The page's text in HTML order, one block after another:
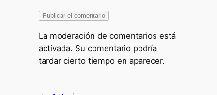
La moderación de comentarios está
activada. Su comentario podría
tardar cierto tiempo en aparecer.